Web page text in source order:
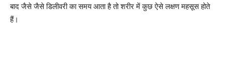
बाद जैसे जैसे डिलीवरी का समय आता है तो शरीर में कुछ ऐसे लक्षण महसूस होते
हैं।